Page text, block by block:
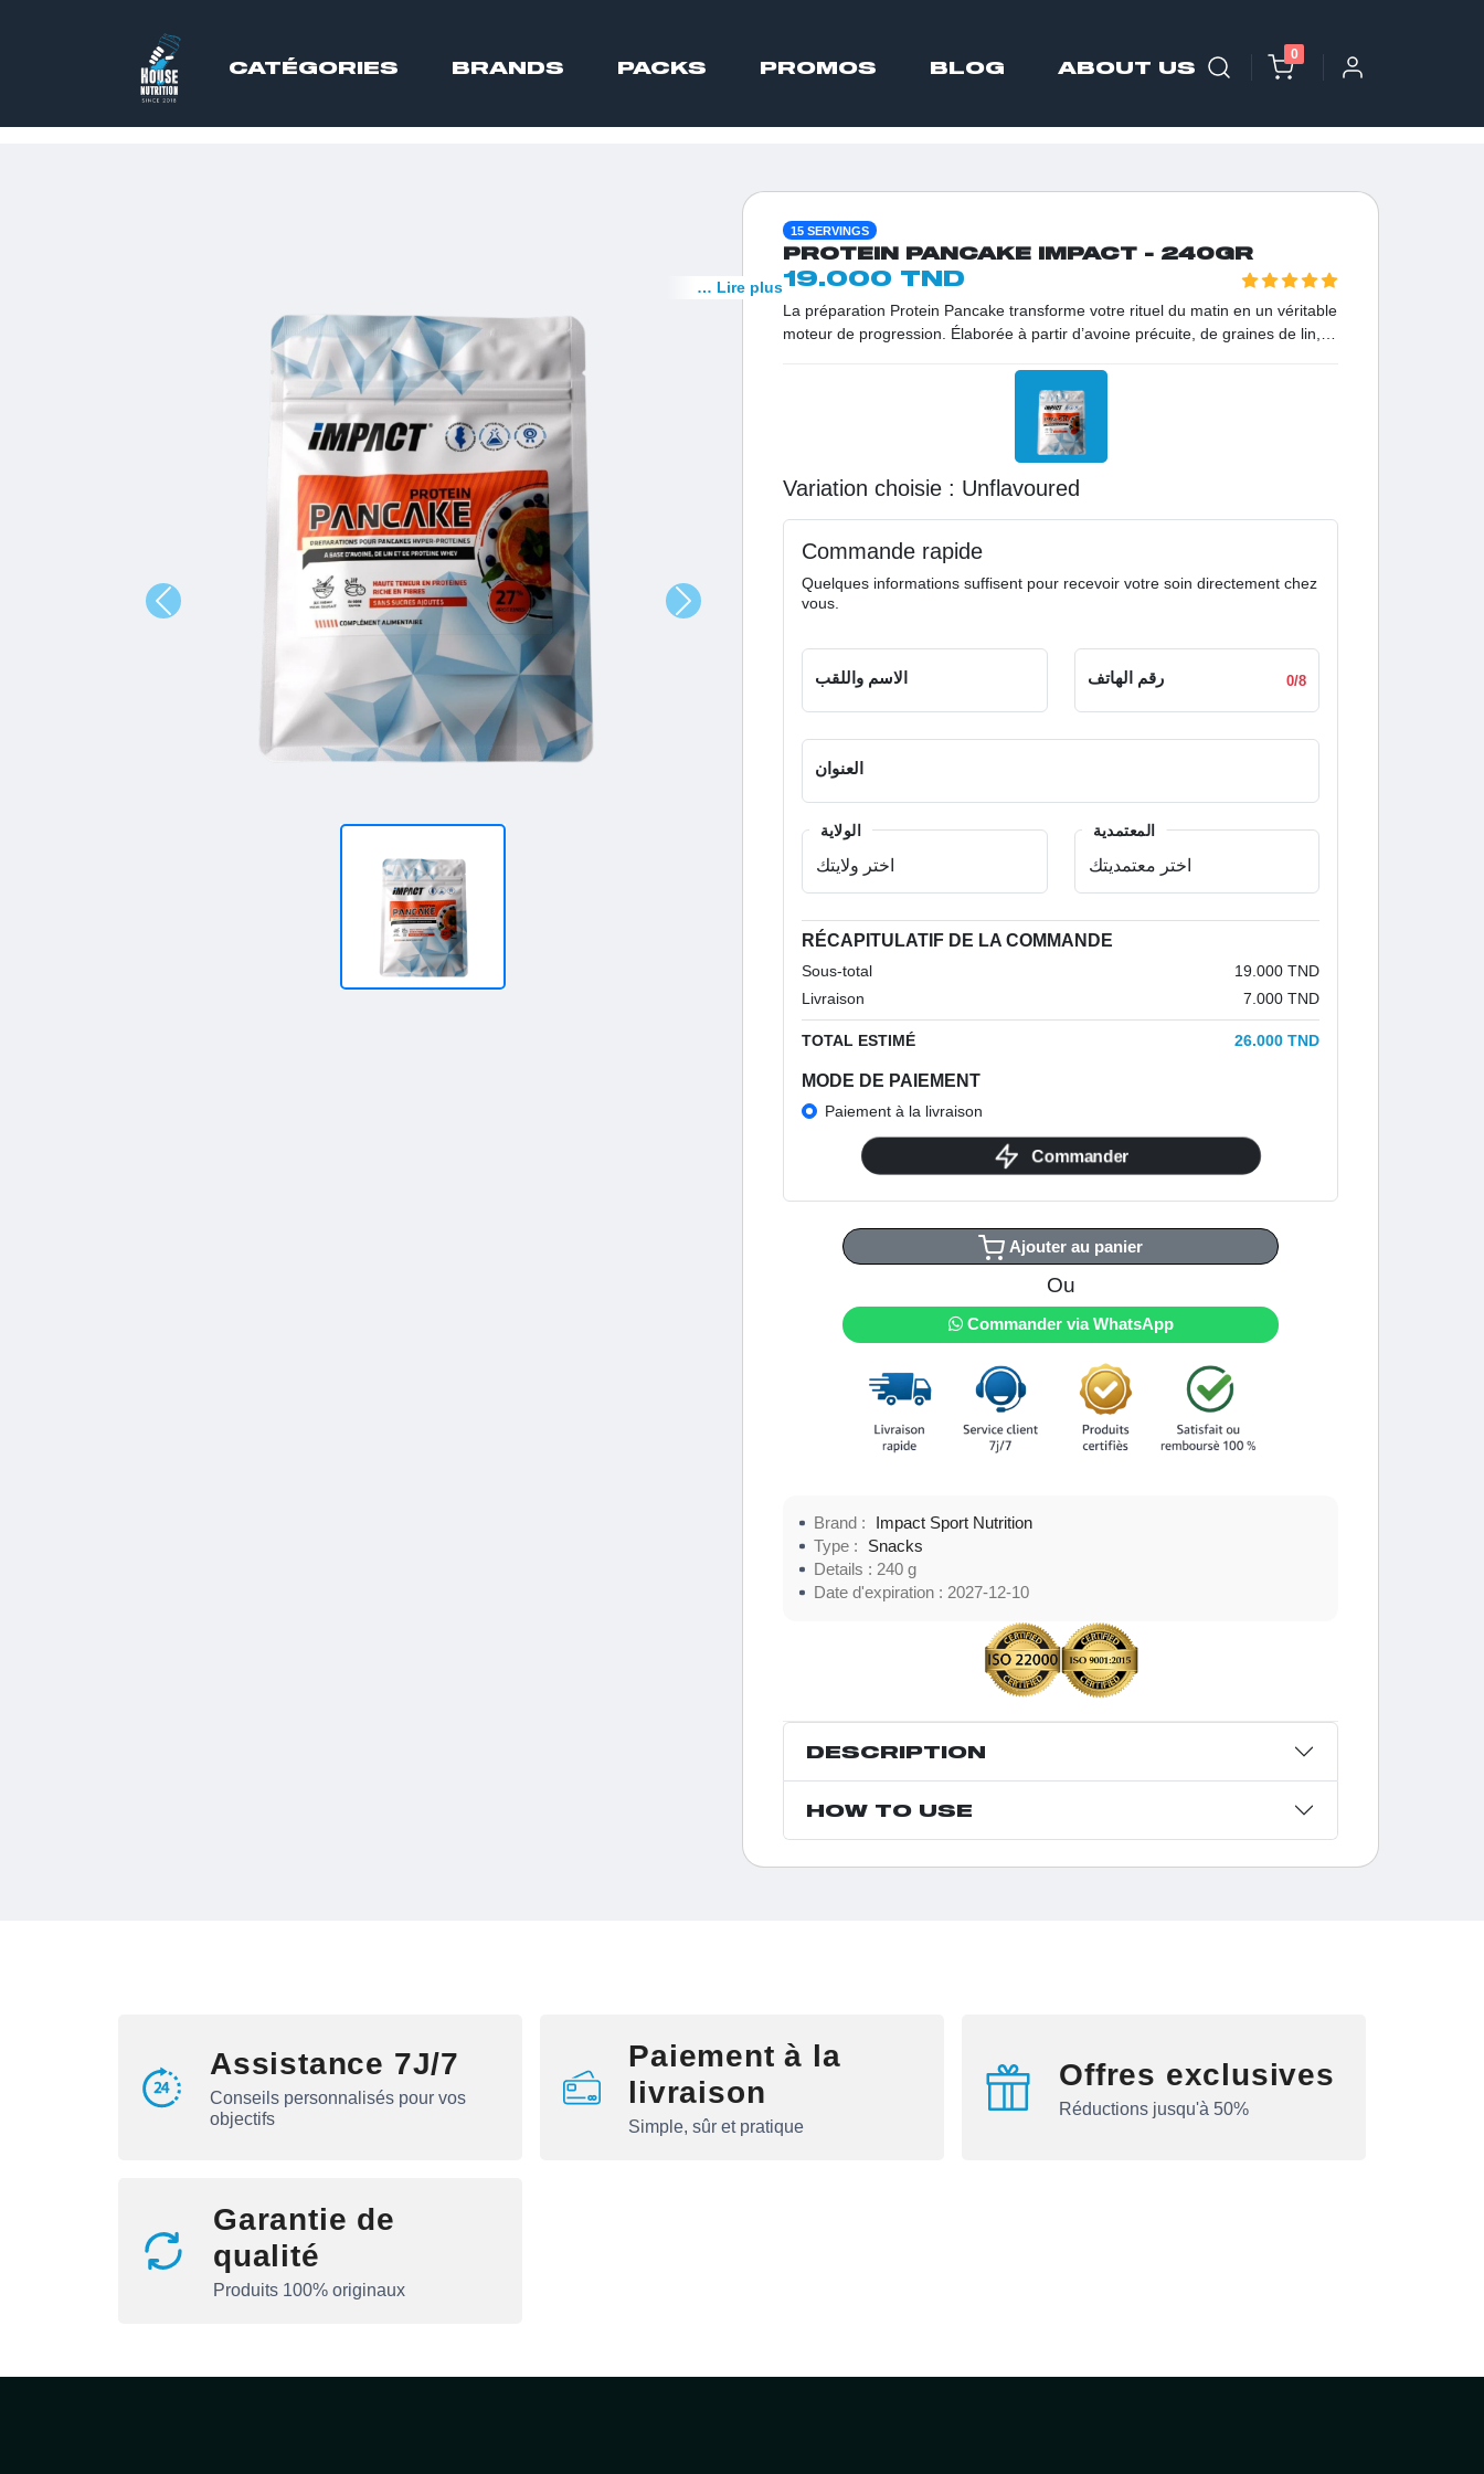
CATÉGORIES BRANDS PACKS PROMOS BLOG ABOUT US
0
15 SERVINGS
PROTEIN PANCAKE IMPACT - 240GR
19.000 TND
La préparation Protein Pancake transforme votre rituel du matin en un véritable
moteur de progression. Élaborée à partir d’avoine précuite, de graines de lin,
nutriments de haute qualité pour une énergie stable. Avec 27 % de protéines
(soit 8 g par pancake), elle offre jusqu’à 4,5 fois plus de protéines qu'une
version classique. C'est l'option idéale en Tunisie pour allier plaisir gourmand,
santé et vitalité dès le réveil ou en collation après l'effort.
… Lire plus
Variation choisie : unflavoured
Commande rapide
Quelques informations suffisent pour recevoir votre soin directement chez
vous.
الاسم واللقب رقم الهاتف 0/8
العنوان
الولاية المعتمدية
RÉCAPITULATIF DE LA COMMANDE
Sous-total
19.000 TND
Livraison
7.000 TND
TOTAL ESTIMÉ 26.000 TND
MODE DE PAIEMENT
Paiement à la livraison
Commander
Ajouter au panier
Ou
Commander via WhatsApp
Brand :
Impact Sport Nutrition
Type :
Snacks
Details :
240 g
Date d'expiration : 2027-12-10
DESCRIPTION
HOW TO USE
Assistance 7J/7
Conseils personnalisés pour vos
objectifs
Paiement à la
livraison
Simple, sûr et pratique
Offres exclusives
Réductions jusqu'à 50%
Garantie de
qualité
Produits 100% originaux